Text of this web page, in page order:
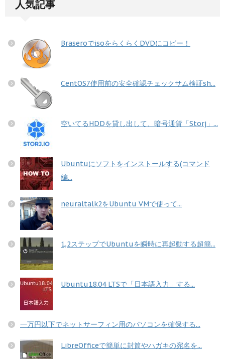
人気記事
BraseroでisoをらくらくDVDにコピー！
CentOS7使用前の安全確認チェックサム検証sh...
空いてるHDDを貸し出して、暗号通貨「Storj」...
Ubuntuにソフトをインストールする(コマンド
編...
neuraltalk2をUbuntu VMで使って...
1,2ステップでUbuntuを瞬時に再起動する超簡...
Ubuntu18.04 LTSで「日本語入力」する...
一万円以下でネットサーフィン用のパソコンを確保する...
LibreOfficeで簡単に封筒やハガキの宛名を...